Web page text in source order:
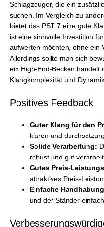
Schlagzeuger, die ein
suchen. Im Vergleich zu
bietet das PST 7 eine gute
ist eine sinnvolle Investition
aufwerten möchten, ohne ein
Allerdings sollte man sich
ein High-End-Becken handelt
Klangkomplexität und
Positives Feedback
Guter Klang für den
klaren und
Solide Verarbeitung:
robust und gut
Gutes Preis-
attraktives Preis-
Einfache
und der Ständer